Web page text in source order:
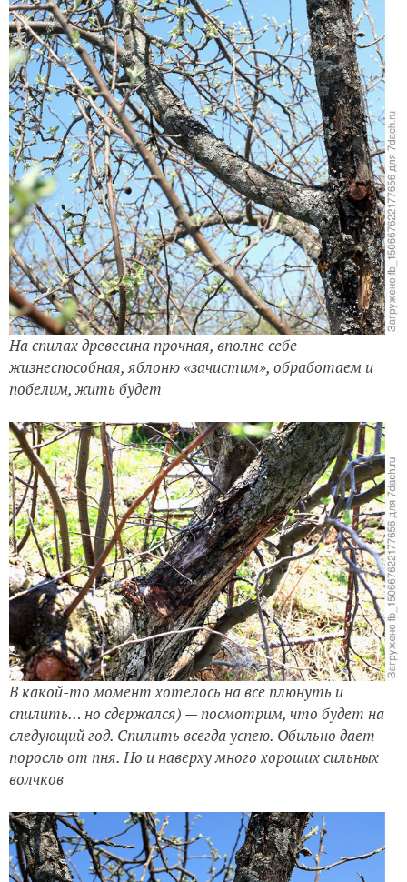
На спилах древесина прочная, вполне себе
жизнеспособная, яблоню «зачистим», обработаем и
побелим, жить будет
В какой-то момент хотелось на все плюнуть и
спилить… но сдержался) — посмотрим, что будет на
следующий год. Спилить всегда успею. Обильно дает
поросль от пня. Но и наверху много хороших сильных
волчков